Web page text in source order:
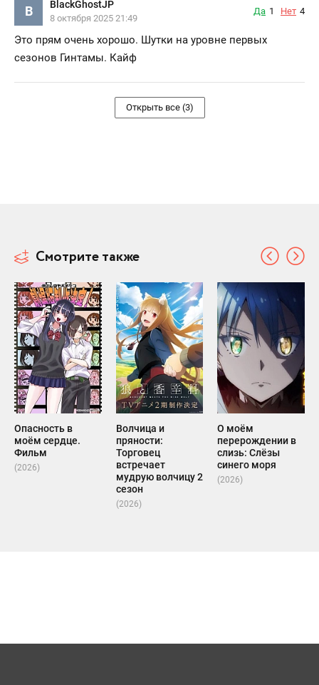
B BlackGhostJP
8 октября 2025 21:49
Да 1 Нет 4
Это прям очень хорошо. Шутки на уровне первых
сезонов Гинтамы. Кайф
Открыть все (3)
Смотрите также
Опасность в
моём сердце.
Фильм
(2026)
Волчица и
пряности:
Торговец
встречает
мудрую волчицу 2
сезон
(2026)
О моём
перерождении в
слизь: Слёзы
синего моря
(2026)